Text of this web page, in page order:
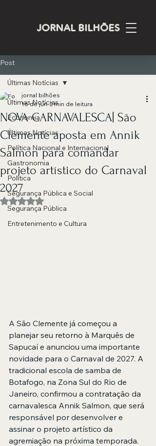
JORNAL BILHÕES
Post
Últimas Notícias
Economia
Últimas Notícias
Política Nacional e Internacional
Gastronomia
Política
Segurança Pública e Social
Segurança Pública
Entretenimento e Cultura
Últimas Notícias
NOVA CARNAVALESCA| São
Clemente aposta em Annik
Salmon para comandar
projeto artístico do Carnaval
2027
jornal bilhões
16 de jun.2 min de leitura
Avaliado com NaN de 5 estrelas.
A São Clemente já começou a
planejar seu retorno à Marquês de
Sapucaí e anunciou uma importante
novidade para o Carnaval de 2027. A
tradicional escola de samba de
Botafogo, na Zona Sul do Rio de
Janeiro, confirmou a contratação da
carnavalesca Annik Salmon, que será
responsável por desenvolver e
assinar o projeto artístico da
agremiação na próxima temporada.